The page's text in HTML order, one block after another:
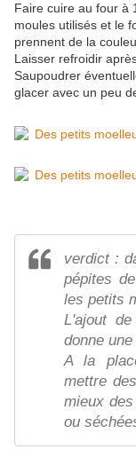
Faire cuire au four à
moules utilisés et le
prennent de la
Laisser refroidir
Saupoudrer
glacer avec un peu
verdict :
pépites
les petits
L'ajout
donne
A la
mettre
mieux
ou